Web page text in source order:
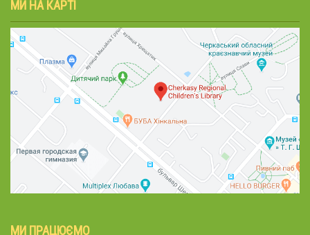
МИ НА КАРТІ
МИ ПРАЦЮЄМО